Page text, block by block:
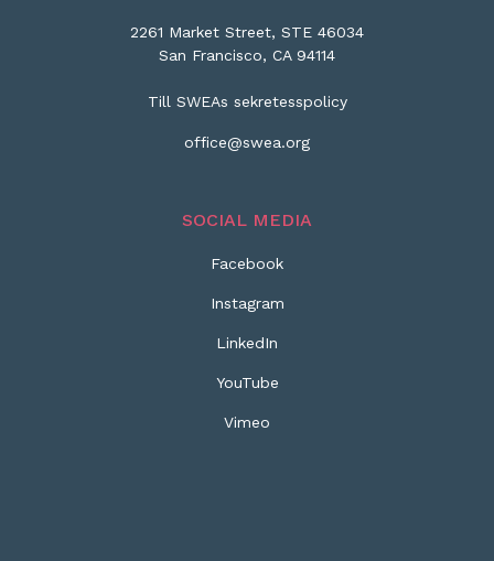
2261 Market Street, STE 46034
San Francisco, CA 94114
Till SWEAs sekretesspolicy
office@swea.org
SOCIAL MEDIA
Facebook
Instagram
LinkedIn
YouTube
Vimeo